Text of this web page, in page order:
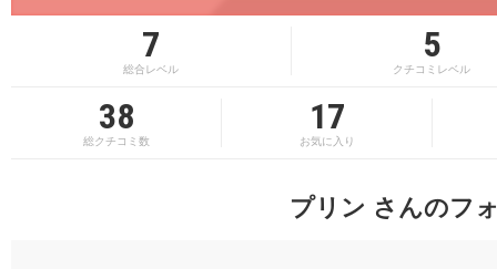
7
総合レベル
5
クチコミレベル
38
総クチコミ数
17
お気に入り
プリン さんのフ